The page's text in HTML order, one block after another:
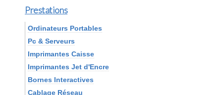
Prestations
Ordinateurs Portables
Pc & Serveurs
Imprimantes Caisse
Imprimantes Jet d'Encre
Bornes Interactives
Cablage Réseau